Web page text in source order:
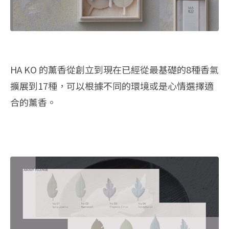
HA KO 的薰香從創立到現在已經從最基礎的8種香氣
擴展到17種，可以根據不同的環境或是心情選擇適
合的薰香。